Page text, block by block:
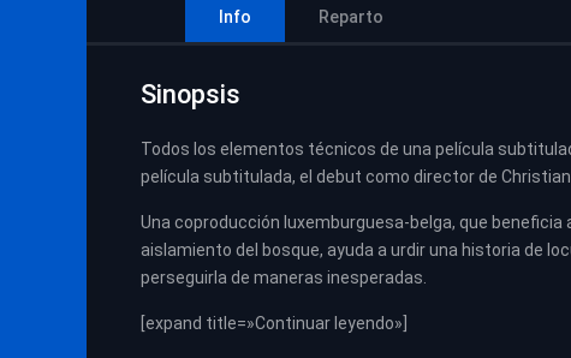
Info Reparto
Sinopsis
Todos los elementos técnicos de una película
película subtitulada, el debut como director de Christian
Una coproducción luxemburguesa-belga, que
aislamiento del bosque, ayuda a urdir una historia de
perseguirla de maneras inesperadas.
[expand title=»Continuar leyendo»]